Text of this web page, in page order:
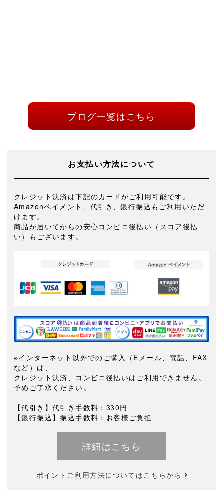
ブログ一覧はこちら
お支払い方法について
クレジット決済は下記のカードがご利用可能です。
Amazonペイメント、代引き、銀行振込もご利用いただ
けます。
商品が届いてからの安心コンビニ後払い（スコア後払
い）もございます。
※インターネット以外でのご購入（Eメール、電話、FAX
など）は、
クレジット決済、コンビニ後払いはご利用できません。
予めご了承ください。
【代引き】代引き手数料：330円
【銀行振込】振込手数料：お客様ご負担
詳細はこちら
ポイントご利用方法についてはこちらから